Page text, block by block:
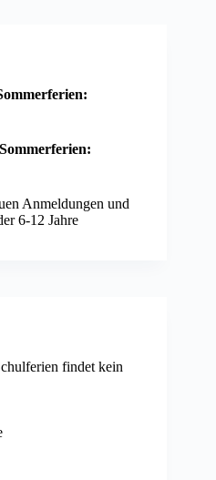
Anmeldungen und
6-12 Jahre
findet kein